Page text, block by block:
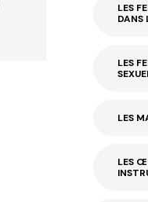
LES
DANS
LES
LES
LES